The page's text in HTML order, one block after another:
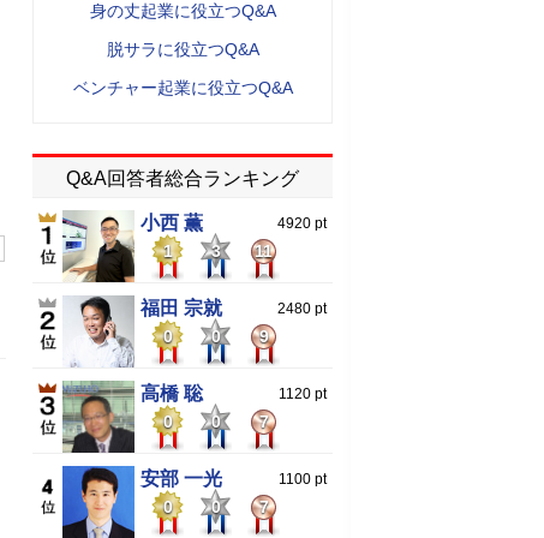
身の丈起業に役立つQ&A
脱サラに役立つQ&A
ベンチャー起業に役立つQ&A
Q&A回答者総合ランキング
小西 薫 4920 pt
1 3 11
福田 宗就 2480 pt
0 0 9
高橋 聡 1120 pt
0 0 7
安部 一光 1100 pt
0 0 7